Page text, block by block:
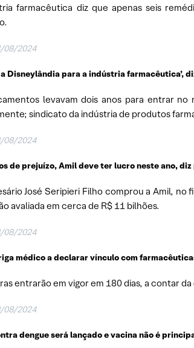
farmacêutica diz que apenas seis
08/2024
a Disneylândia para a indústria farmacêutica’,
levavam dois anos para entrar
sindicato da indústria de produtos
08/2024
de prejuízo, Amil deve ter lucro neste ano,
José Seripieri Filho comprou a Amil, no
avaliada em cerca de R$ 11 bilhões.
08/2024
médico a declarar vínculo com
entrarão em vigor em 180 dias, a contar
08/2024
dengue será lançado e vacina não é